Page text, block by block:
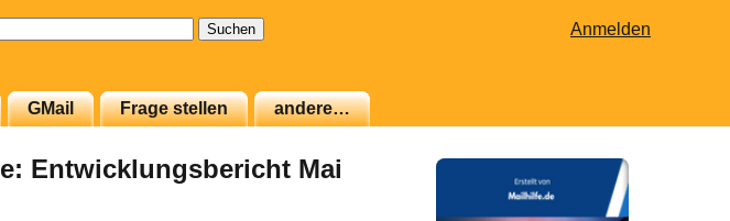
Anmelden
GMail Frage stellen andere…
Entwicklungsbericht Mai